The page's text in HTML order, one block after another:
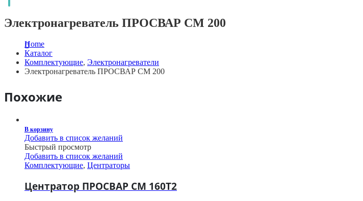
Электронагреватель ПРОСВАР СМ 200
Home
Каталог
Комплектующие, Электронагреватели
Электронагреватель ПРОСВАР СМ 200
Похожие
В корзину
Добавить в список желаний
Быстрый просмотр
Добавить в список желаний
Комплектующие, Центраторы
Центратор ПРОСВАР СМ 160Т2